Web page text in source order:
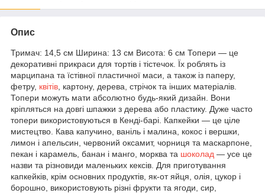
Опис
Тримач: 14,5 см Ширина: 13 см Висота: 6 см Топери — це
декоративні прикраси для тортів і тістечок. Їх роблять із
марципана та їстівної пластичної маси, а також із паперу,
фетру, квітів , картону, дерева, стрічок та інших матеріалів.
Топери можуть мати абсолютно будь-який дизайн. Вони
кріпляться на довгі шпажки з дерева або пластику. Дуже часто
топери використовуються в Кенді-барі. Капкейки — це ціле
мистецтво. Кава капучино, ваніль і малина, кокос і вершки,
лимон і апельсин, червоний оксамит, чорниця та маскарпоне,
пекан і карамель, банан і манго, морква та шоколад — усе це
назви та різновиди маленьких кексів. Для приготування
капкейків, крім основних продуктів, як-от яйця, олія, цукор і
борошно, використовують різні фрукти та ягоди, сир,